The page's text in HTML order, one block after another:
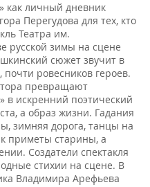
как личный дневник
Перегудова для тех, кто
Театра им.
русской зимы на сцене
сюжет звучит в
ровесников героев.
превращают
в искренний поэтический
а образ жизни. Гадания
зимняя дорога, танцы на
приметы старины, а
Создатели спектакля
стихии на сцене. В
Владимира Арефьева